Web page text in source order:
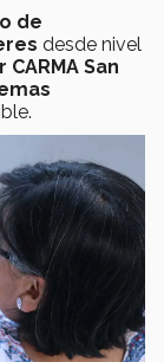
de
desde nivel
San